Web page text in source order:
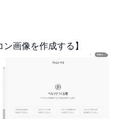
画像を作成する】